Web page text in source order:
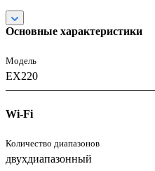
Основные характеристики
Модель
EX220
Wi-Fi
Количество диапазонов
двухдиапазонный